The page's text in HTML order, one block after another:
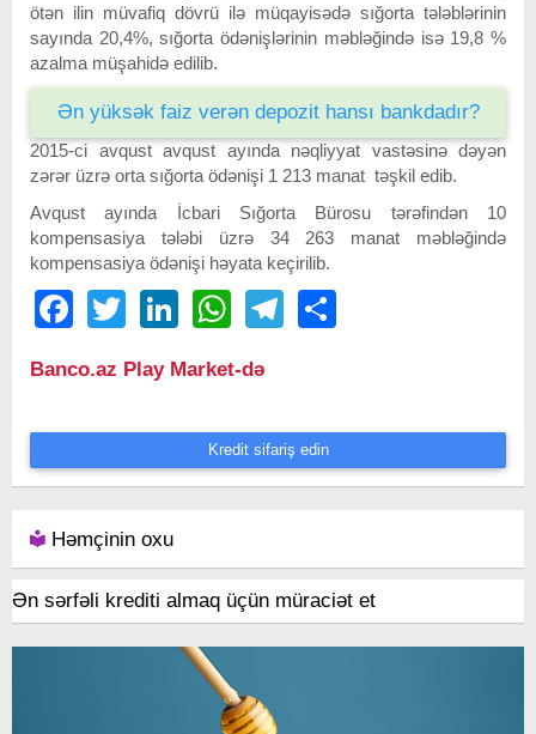
ötən ilin müvafiq dövrü ilə müqayisədə sığorta tələblərinin
sayında 20,4%, sığorta ödənişlərinin məbləğində isə 19,8 %
azalma müşahidə edilib.
Ən yüksək faiz verən depozit hansı bankdadır?
2015-ci avqust avqust ayında nəqliyyat vastəsinə dəyən
zərər üzrə orta sığorta ödənişi 1 213 manat təşkil edib.
Avqust ayında İcbari Sığorta Bürosu tərəfindən 10
kompensasiya tələbi üzrə 34 263 manat məbləğində
kompensasiya ödənişi həyata keçirilib.
FacebookTwitter LinkedIn WhatsAppTelegram
Banco.az Play Market-də
Kredit sifariş edin
Həmçinin oxu
Ən sərfəli krediti almaq üçün müraciət et